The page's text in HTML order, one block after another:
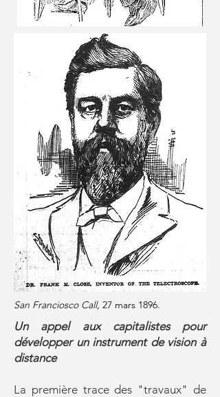
San Franciosco Call, 27 mars 1896.
Un appel aux capitalistes pour
développer un instrument de vision à
distance
La première trace des "travaux" de